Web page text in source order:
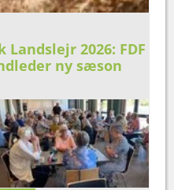
2026: FDF
ny sæson